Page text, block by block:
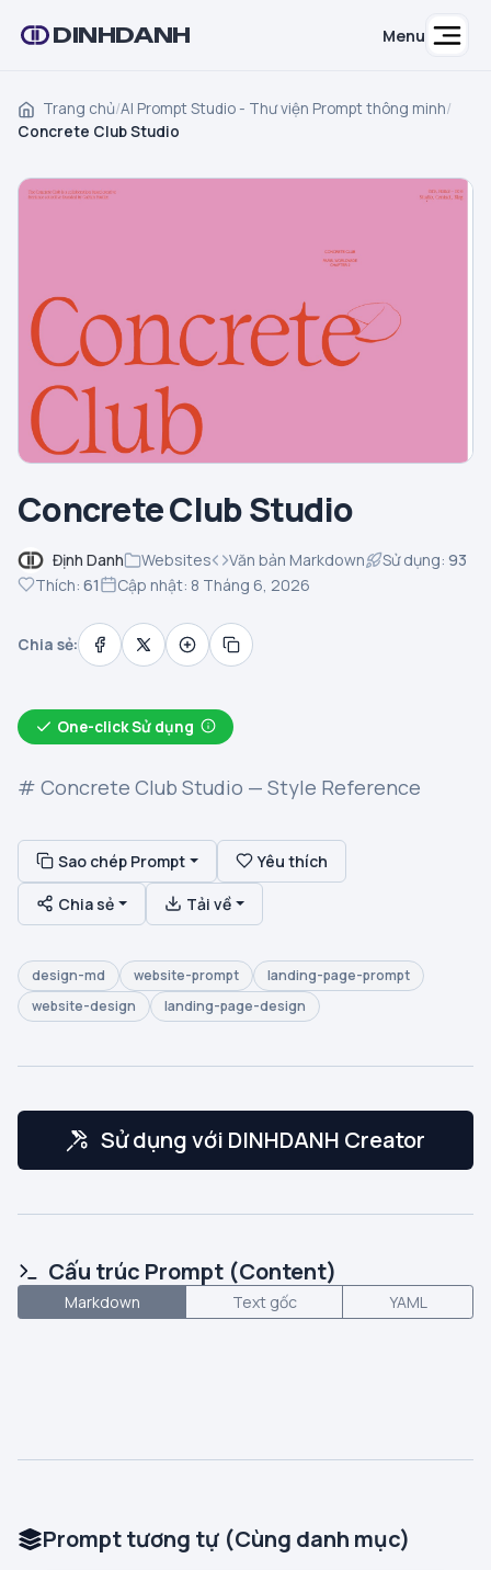
DINHDANH Menu
Trang chủ/AI Prompt Studio - Thư viện Prompt thông minh/
Concrete Club Studio
Concrete Club Studio
Định Danh Websites Văn bản Markdown Sử dụng: 93
Thích: 61 Cập nhật: 8 Tháng 6, 2026
Chia sẻ:
One-click Sử dụng
# Concrete Club Studio — Style Reference
Sao chép Prompt Yêu thích
Chia sẻ Tải về
design-md website-prompt
landing-page-prompt
website-design
landing-page-design
Sử dụng với DINHDANH Creator
Cấu trúc Prompt (Content)
Markdown Text gốc YAML
Prompt tương tự (Cùng danh mục)